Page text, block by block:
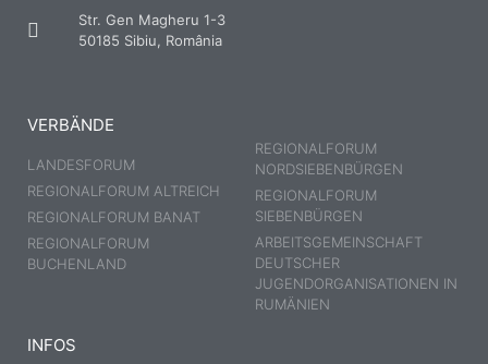
Str. Gen Magheru 1-3
50185 Sibiu, România
VERBÄNDE
LANDESFORUM
REGIONALFORUM ALTREICH
REGIONALFORUM BANAT
REGIONALFORUM
BUCHENLAND
REGIONALFORUM
NORDSIEBENBÜRGEN
REGIONALFORUM
SIEBENBÜRGEN
ARBEITSGEMEINSCHAFT
DEUTSCHER
JUGENDORGANISATIONEN IN
RUMÄNIEN
INFOS